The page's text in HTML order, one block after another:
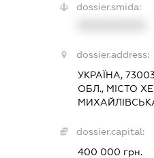
dossier.smida:
dossier.address:
УКРАЇНА,
ОБЛ., МІСТО
dossier.capital:
400 000 грн.